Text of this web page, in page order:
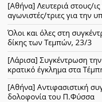
[Αθήνα] Λευτεριά στους/
αγωνιστές/τριες για την
Όλοι και όλες στη
δίκης των Τεμπών, 23/3
[Λάρισα] Συγκέντρωση
κρατικό έγκλημα στα
[Αθήνα] Αντιφασιστική
δολοφονία του Π.Φύσσα